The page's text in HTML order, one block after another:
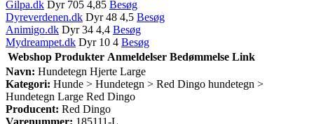
Gilpa.dk Dyr 705 4,85 Besøg
Dyreverdenen.dk Dyr 48 4,5 Besøg
Animigo.dk Dyr 34 4,4 Besøg
Mydreampet.dk Dyr 10 4 Besøg
Webshop Produkter Anmeldelser Bedømmelse Link
Navn: Hundetegn Hjerte Large
Kategori: Hunde > Hundetegn > Red Dingo hundetegn >
Hundetegn Large Red Dingo
Producent: Red Dingo
Varenummer: 185111-L